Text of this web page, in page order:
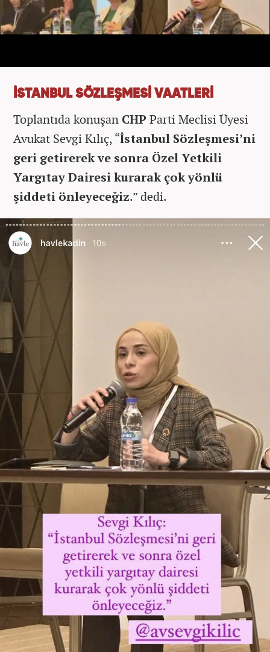
İSTANBUL SÖZLEŞMESİ VAATLERİ
Toplantıda konuşan CHP Parti Meclisi Üyesi
Avukat Sevgi Kılıç, “İstanbul Sözleşmesi’ni
geri getirerek ve sonra Özel Yetkili
Yargıtay Dairesi kurarak çok yönlü
şiddeti önleyeceğiz.” dedi.